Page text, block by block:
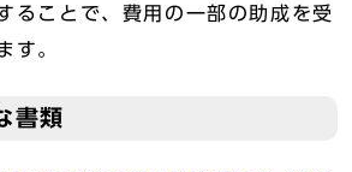
ることで、費用の一部の助成を受
す。
書類